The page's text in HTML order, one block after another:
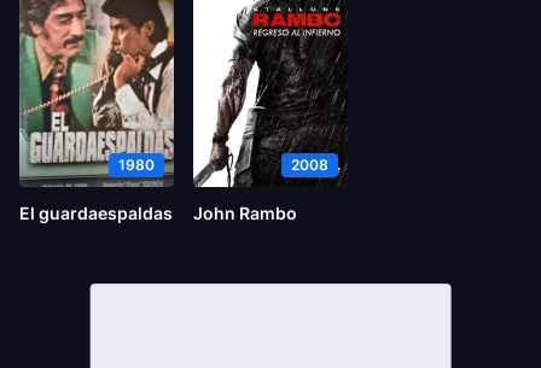
1980
El guardaespaldas
2008
John Rambo